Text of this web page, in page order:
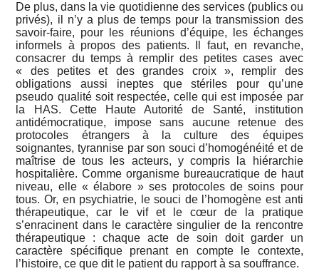
De plus, dans la vie quotidienne des services (publics ou
privés), il n’y a plus de temps pour la transmission des
savoir-faire, pour les réunions d’équipe, les échanges
informels à propos des patients. Il faut, en revanche,
consacrer du temps à remplir des petites cases avec
« des petites et des grandes croix », remplir des
obligations aussi ineptes que stériles pour qu’une
pseudo qualité soit respectée, celle qui est imposée par
la HAS. Cette Haute Autorité de Santé, institution
antidémocratique, impose sans aucune retenue des
protocoles étrangers à la culture des équipes
soignantes, tyrannise par son souci d’homogénéité et de
maîtrise de tous les acteurs, y compris la hiérarchie
hospitalière. Comme organisme bureaucratique de haut
niveau, elle « élabore » ses protocoles de soins pour
tous. Or, en psychiatrie, le souci de l’homogène est anti
thérapeutique, car le vif et le cœur de la pratique
s’enracinent dans le caractère singulier de la rencontre
thérapeutique : chaque acte de soin doit garder un
caractère spécifique prenant en compte le contexte,
l’histoire, ce que dit le patient du rapport à sa souffrance.